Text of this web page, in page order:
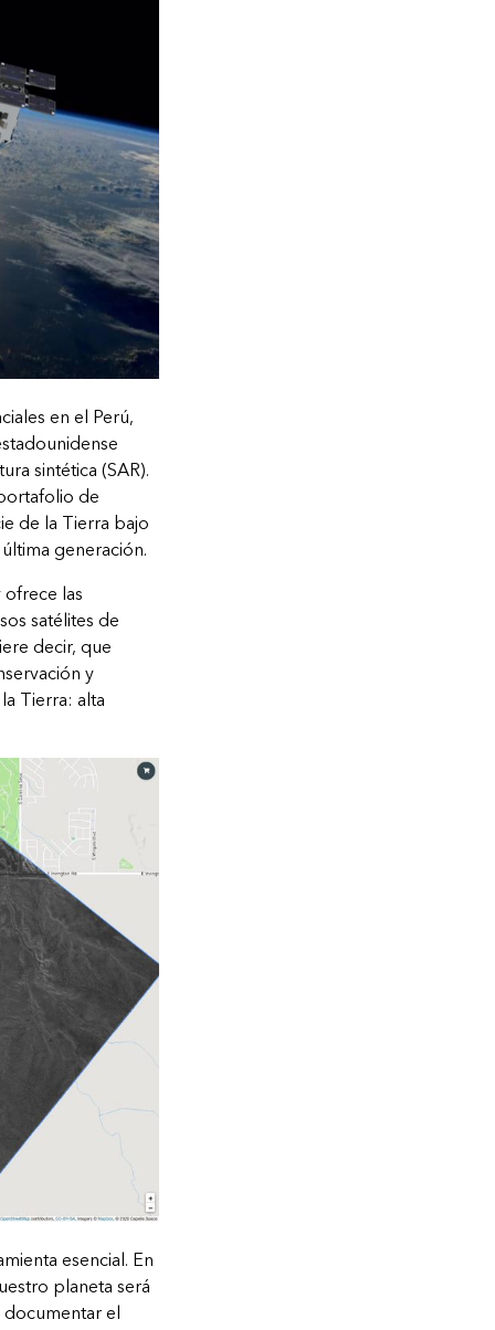
en el Perú,
sintética (SAR).
de
de la Tierra bajo
generación.
las
satélites de
decir, que
y
Tierra: alta
esencial. En
planeta será
el